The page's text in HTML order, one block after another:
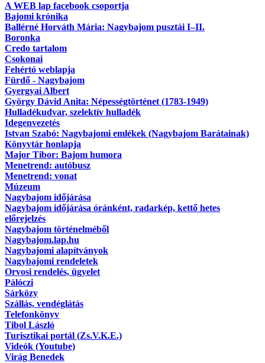
A WEB lap facebook csoportja
Bajomi krónika
Ballérné Horváth Mária: Nagybajom pusztái I–II.
Boronka
Credo tartalom
Csokonai
Fehértó weblapja
Fürdő - Nagybajom
Gyergyai Albert
György Dávid Anita: Népességtörténet (1783-1949)
Hulladékudvar, szelektív hulladék
Idegenvezetés
Istvan Szabó: Nagybajomi emlékek (Nagybajom Barátainak)
Könyvtár honlapja
Major Tibor: Bajom humora
Menetrend: autóbusz
Menetrend: vonat
Múzeum
Nagybajom időjárása
Nagybajom időjárása óránként, radarkép, kettő hetes
előrejelzés
Nagybajom történelméből
Nagybajom.lap.hu
Nagybajomi alapítványok
Nagybajomi rendeletek
Orvosi rendelés, ügyelet
Pálóczi
Sárközy
Szállás, vendéglátás
Telefonkönyv
Tibol László
Turisztikai portál (Zs.V.K.E.)
Videók (Youtube)
Virág Benedek